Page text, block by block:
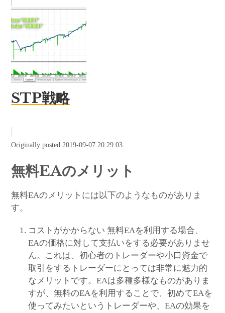
STP戦略
Originally posted 2019-09-07 20:29:03.
無料EAのメリット
無料EAのメリットには以下のようなものがありま
す。
コストがかからない 無料EAを利用する場合、
EAの価格に対して支払いをする必要がありませ
ん。これは、初心者のトレーダーや小口資金で
取引をするトレーダーにとっては非常に魅力的
なメリットです。EAは多種多様なものがありま
すが、無料のEAを利用することで、初めてEAを
使ってみたいというトレーダーや、EAの効果を